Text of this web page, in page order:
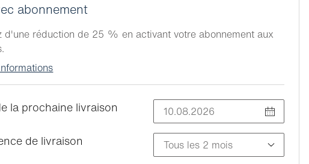
abonnement
d'une réduction de 25 % en activant votre abonnement aux
la prochaine livraison
de livraison